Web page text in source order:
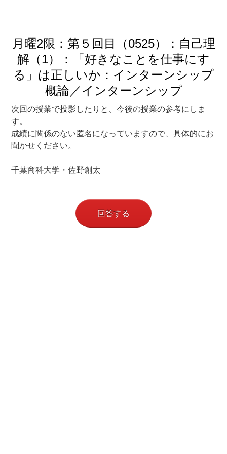
月曜2限：第５回目（0525）：自己理
解（1）：「好きなことを仕事にす
る」は正しいか：インターンシップ
概論／インターンシップ
次回の授業で投影したりと、今後の授業の参考にしま
す。
成績に関係のない匿名になっていますので、具体的にお
聞かせください。
千葉商科大学・佐野創太
回答する